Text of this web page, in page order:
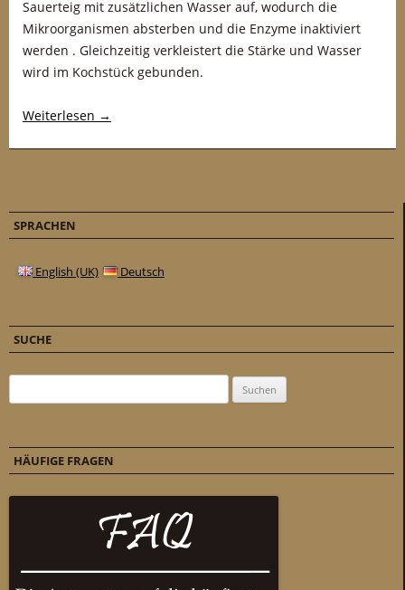
Sauerteig mit zusätzlichen Wasser auf, wodurch die
Mikroorganismen absterben und die Enzyme inaktiviert
werden . Gleichzeitig verkleistert die Stärke und Wasser
wird im Kochstück gebunden.
Weiterlesen →
SPRACHEN
English (UK) Deutsch
SUCHE
HÄUFIGE FRAGEN